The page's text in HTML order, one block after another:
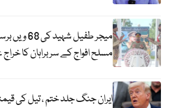
میجر طفیل
مسلح افواج کے سربراہان کا
ایران جنگ جلد ختم ، تیل کی